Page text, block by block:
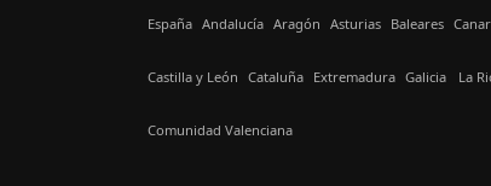
España Andalucía Aragón Asturias Baleares
Castilla y León Cataluña Extremadura Galicia La
Comunidad Valenciana